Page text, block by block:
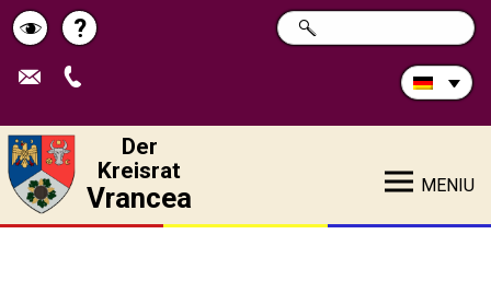
Schimbă
contrastul
Pagina
de
?
Durchsuchen
Sie
SUCHE
Der
Kreisrat
Vrancea MENIU